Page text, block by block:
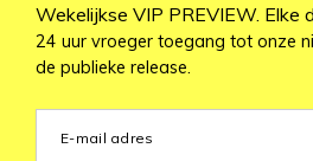
Wekelijkse VIP PREVIEW. Elke
24 uur vroeger toegang tot onze
de publieke release.